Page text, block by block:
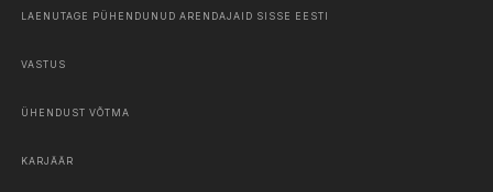
LAENUTAGE PÜHENDUNUD ARENDAJAID SISSE EESTI
VASTUS
ÜHENDUST VÕTMA
KARJÄÄR